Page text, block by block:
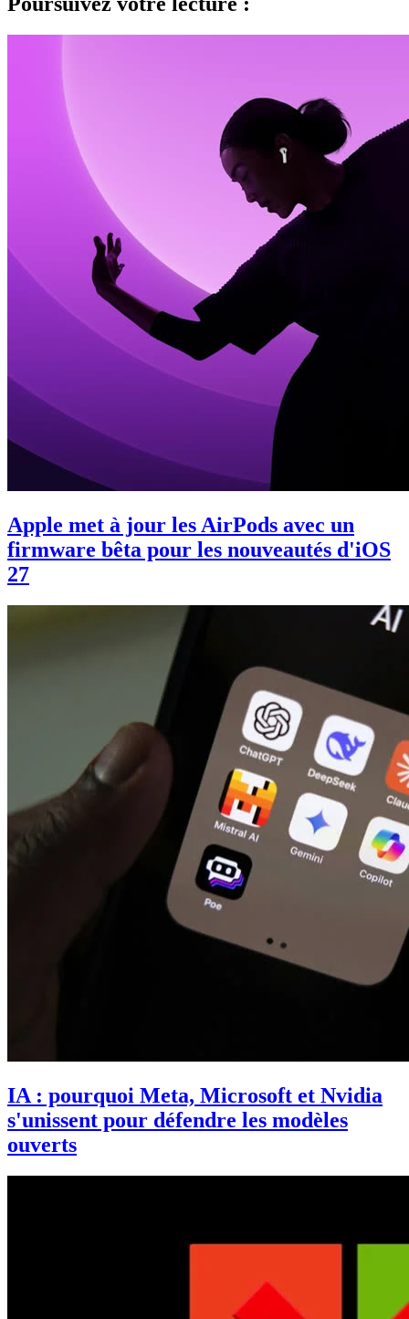
Apple met à jour les AirPods avec un
firmware bêta pour les nouveautés d'iOS
27
IA : pourquoi Meta, Microsoft et Nvidia
s'unissent pour défendre les modèles
ouverts